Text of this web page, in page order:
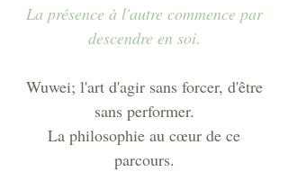
La présence à l'autre commence par
descendre en soi.
Wuwei; l'art d'agir sans forcer, d'être
sans performer.
La philosophie au cœur de ce
parcours.